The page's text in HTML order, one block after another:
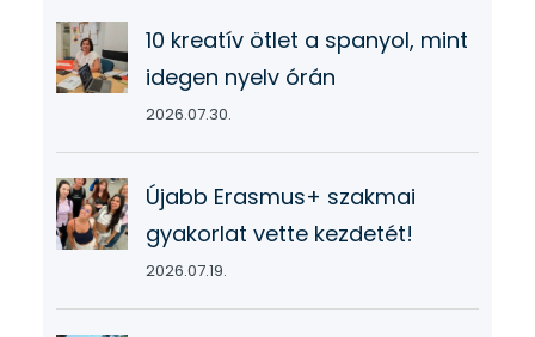
10 kreatív ötlet a spanyol, mint
idegen nyelv órán
2026.07.30.
Újabb Erasmus+ szakmai
gyakorlat vette kezdetét!
2026.07.19.